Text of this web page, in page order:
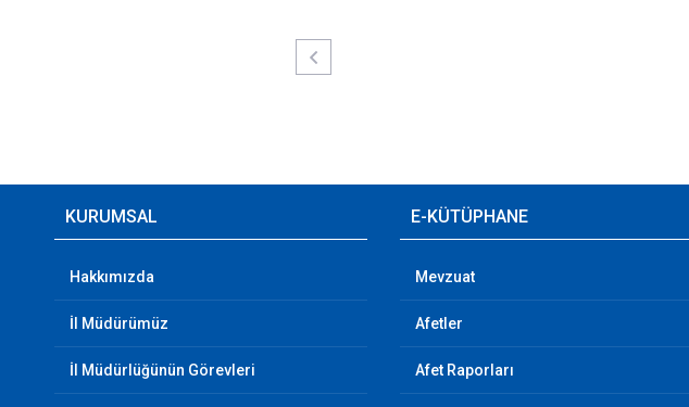
KURUMSAL
Hakkımızda
İl Müdürümüz
İl Müdürlüğünün Görevleri
E-KÜTÜPHANE
Mevzuat
Afetler
Afet Raporları